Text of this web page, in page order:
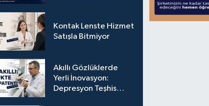
Kontak Lenste Hizmet
Satışla Bitmiyor
Akıllı Gözlüklerde
Yerli İnovasyon:
Depresyon Teşhis